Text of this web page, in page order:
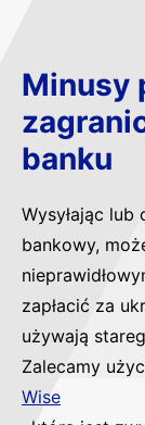
Minusy
banku
Wysyłając
bankowy,
zapłacić za
używają
Zalecamy
Wise